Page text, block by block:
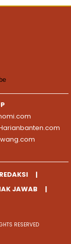
JAWAB
RESERVED